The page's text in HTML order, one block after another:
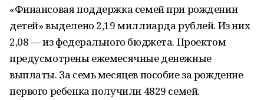
«Финансовая поддержка семей при рождении
детей» выделено 2,19 миллиарда рублей. Из них
2,08 — из федерального бюджета. Проектом
предусмотрены ежемесячные денежные
выплаты. За семь месяцев пособие за рождение
первого ребенка получили 4829 семей.